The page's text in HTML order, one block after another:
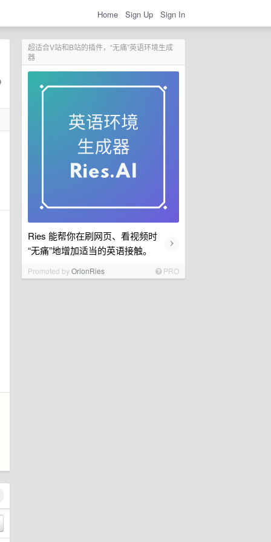
Home Sign Up Sign In
超适合V站和B站的插件，“无痛”英语环境生成
器
Ries 能帮你在刷网页、看视频时
“无痛”地增加适当的英语接触。
›
Promoted byOrionRies PRO